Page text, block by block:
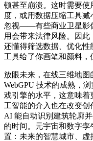
顿甚至崩溃。这时需要
度，或用数据压缩工具
忽视——有些商业卫星影
用会带来法律风险。因此
还懂得筛选数据、优化
工具给了你画笔和颜料，
放眼未来，在线三维地
WebGPU 技术的成熟，
戏引擎的水平，这意味着
工智能的介入也在改变
AI 能自动识别建筑轮廓
的时间。元宇宙和数字
置：未来的智慧城市、